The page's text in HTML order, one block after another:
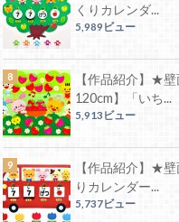
くりカレンダ...
5,989ビュー
【作品紹介】★
120cm】「いち...
5,913ビュー
【作品紹介】★
りカレンダー...
5,737ビュー